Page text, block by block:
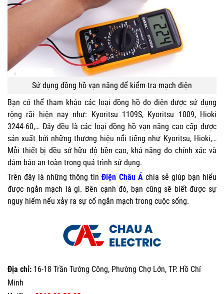
Sử dụng đồng hồ vạn năng để kiểm tra mạch điện
Bạn có thể tham khảo các loại đồng hồ đo điện được sử dụng
rộng rãi hiện nay như: Kyoritsu 1109S, Kyoritsu 1009, Hioki
3244-60,… Đây đều là các loại đồng hồ vạn năng cao cấp được
sản xuất bởi những thương hiệu nổi tiếng như Kyoritsu, Hioki,…
Mỗi thiết bị đều sở hữu độ bền cao, khả năng đo chính xác và
đảm bảo an toàn trong quá trình sử dụng.
Trên đây là những thông tinĐiện Châu Áchia sẻ giúp bạn hiểu
được ngắn mạch là gì. Bên cạnh đó, bạn cũng sẽ biết được sự
nguy hiểm nếu xảy ra sự cố ngắn mạch trong cuộc sống.
Địa chỉ: 16-18 Trần Tướng Công, Phường Chợ Lớn, TP. Hồ Chí
Minh